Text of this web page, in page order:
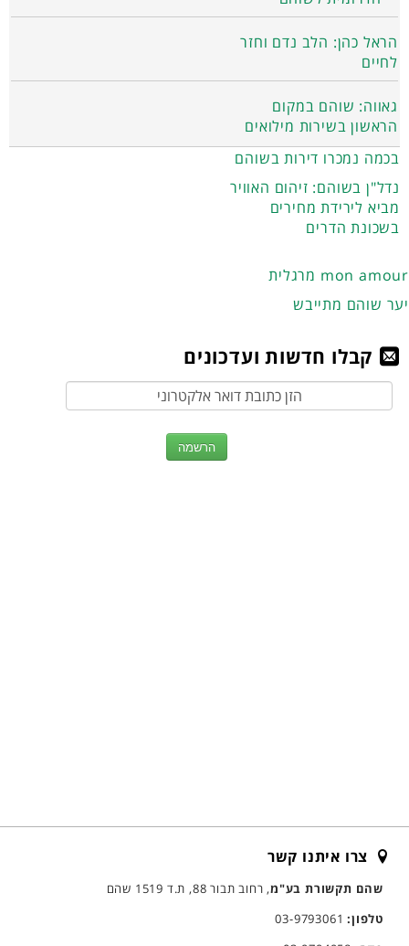
הראל כהן: הלב נדם וחזר
לחיים
גאווה: שוהם במקום
הראשון בשירות מילואים
בכמה נמכרו דירות בשוהם
נדל"ן בשוהם: זיהום האוויר
מביא לירידת מחירים
בשכונת הדרים
מרגלית mon amour
יער שוהם מתייבש
קבלו חדשות ועדכונים
צרו איתנו קשר
שהם תקשורת בע"מ, רחוב תבור 88, ת.ד 1519 שהם
טלפון:03-9793061